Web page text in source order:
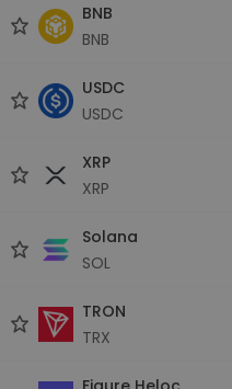
BNB
BNB
USDC
USDC
XRP
XRP
Solana
SOL
TRON
TRX